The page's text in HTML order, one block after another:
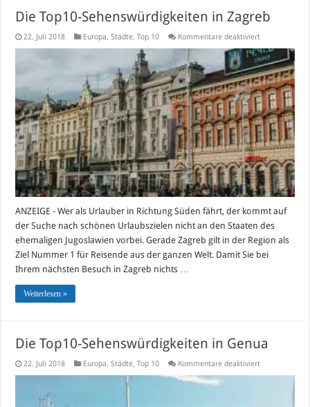
Die Top10-Sehenswürdigkeiten in Zagreb
22. Juli 2018 Europa,Städte,Top 10 Kommentare deaktiviertfür
Top10-
in
Zagreb
ANZEIGE - Wer als Urlauber in Richtung Süden fährt, der kommt auf
der Suche nach schönen Urlaubszielen nicht an den Staaten des
ehemaligen Jugoslawien vorbei. Gerade Zagreb gilt in der Region als
Ziel Nummer 1 für Reisende aus der ganzen Welt. Damit Sie bei
Ihrem nächsten Besuch in Zagreb nichts …
Weiterlesen »
Die Top10-Sehenswürdigkeiten in Genua
22. Juli 2018 Europa,Städte,Top 10 Kommentare deaktiviertfür